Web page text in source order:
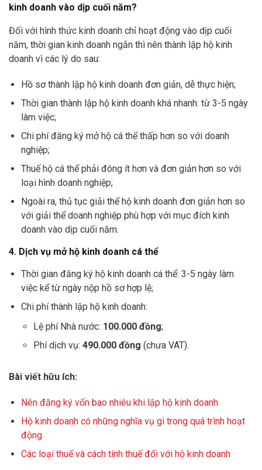
kinh doanh vào dịp cuối năm?
Đối với hình thức kinh doanh chỉ hoạt động vào dịp cuối
năm, thời gian kinh doanh ngắn thì nên thành lập hộ kinh
doanh vì các lý do sau:
Hồ sơ thành lập hộ kinh doanh đơn giản, dễ thực hiện;
Thời gian thành lập hộ kinh doanh khá nhanh: từ 3-5 ngày
làm việc;
Chi phí đăng ký mở hộ cá thể thấp hơn so với doanh
nghiệp;
Thuế hộ cá thể phải đóng ít hơn và đơn giản hơn so với
loại hình doanh nghiệp;
Ngoài ra, thủ tục giải thể hộ kinh doanh đơn giản hơn so
với giải thể doanh nghiệp phù hợp với mục đích kinh
doanh vào dịp cuối năm.
4. Dịch vụ mở hộ kinh doanh cá thể
Thời gian đăng ký hộ kinh doanh cá thể: 3-5 ngày làm
việc kể từ ngày nộp hồ sơ hợp lệ;
Chi phí thành lập hộ kinh doanh:
Lệ phí Nhà nước: 100.000 đồng;
Phí dịch vụ: 490.000 đồng (chưa VAT).
Bài viết hữu ích:
Nên đăng ký vốn bao nhiêu khi lập hộ kinh doanh
Hộ kinh doanh có những nghĩa vụ gì trong quá trình hoạt
động
Các loại thuế và cách tính thuế đối với hộ kinh doanh